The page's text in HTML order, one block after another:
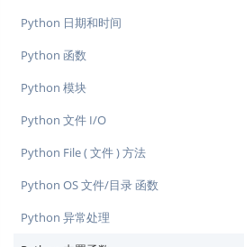
Python 日期和时间
Python 函数
Python 模块
Python 文件 I/O
Python File ( 文件 ) 方法
Python OS 文件/目录 函数
Python 异常处理